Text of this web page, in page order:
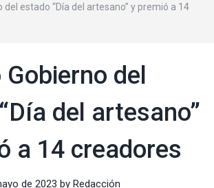
del estado “Día del artesano” y premió a 14
del
del artesano”
a 14 creadores
de 2023 by Redacción